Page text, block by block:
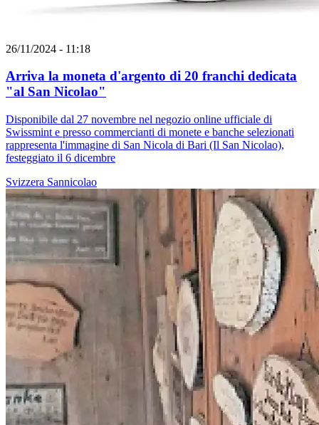
26/11/2024 - 11:18
Arriva la moneta d'argento di 20 franchi dedicata
"al San Nicolao"
Disponibile dal 27 novembre nel negozio online ufficiale di
Swissmint e presso commercianti di monete e banche selezionati
rappresenta l'immagine di San Nicola di Bari (Il San Nicolao),
festeggiato il 6 dicembre
Svizzera Sannicolao